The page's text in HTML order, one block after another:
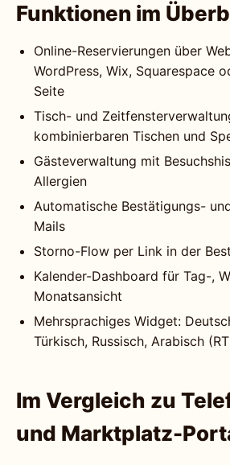
Funktionen im
Online-Reservierungen über
WordPress, Wix, Squarespace
Seite
Tisch- und
kombinierbaren Tischen und
Gästeverwaltung mit
Allergien
Automatische Bestätigungs-
Mails
Storno-Flow per Link in der
Kalender-Dashboard für Tag-,
Monatsansicht
Mehrsprachiges Widget:
Türkisch, Russisch, Arabisch
Im Vergleich zu
und Marktplatz-